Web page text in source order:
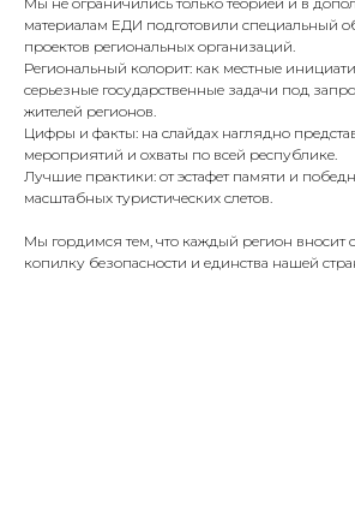
материалам ЕДИ подготовили специальный
проектов региональных организаций.
Региональный колорит: как местные
серьезные государственные задачи под
жителей регионов.
Цифры и факты: на слайдах наглядно
мероприятий и охваты по всей республике.
Лучшие практики: от эстафет памяти и
масштабных туристических слетов.
Мы гордимся тем, что каждый регион вносит
копилку безопасности и единства нашей